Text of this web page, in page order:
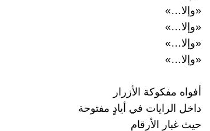
«وإلا…»
«وإلا…»
«وإلا…»
«وإلا…»
أفواه مفكوكة الأزرار
داخل الرايات في أيادٍ مفتوحة
حيث غبار الأرقام